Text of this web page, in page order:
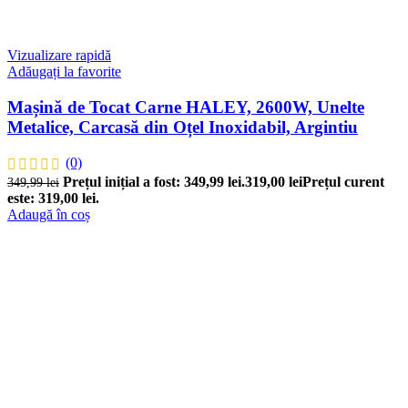
Vizualizare rapidă
Adăugați la favorite
Mașină de Tocat Carne HALEY, 2600W, Unelte
Metalice, Carcasă din Oțel Inoxidabil, Argintiu
(0)
349,99lei Prețul inițial a fost: 349,99 lei.319,00 leiPrețul curent
este: 319,00 lei.
Adaugă în coș